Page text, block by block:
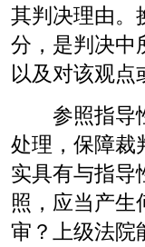
其判决理由。
分，是判决中
以及对该观
参照指导性
处理，保障裁
实具有与指导
照，应当产生
审？上级法院